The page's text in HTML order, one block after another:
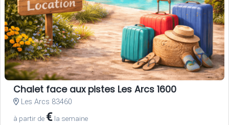
Chalet face aux pistes Les Arcs 1600
Les Arcs 83460
à partir de € la semaine